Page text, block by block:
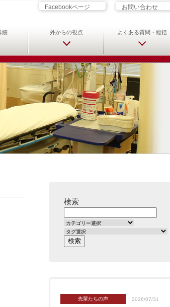
めざす君へ 救急科専
Facebookページ お問い合わせ
細 外からの視点 よくある質問・総括
検索
先輩たちの声 2026/07/31